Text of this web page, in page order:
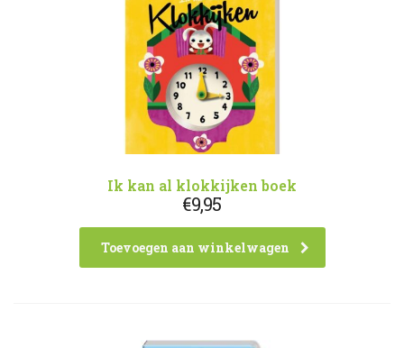
Ik kan al klokkijken boek
€9,95
Toevoegen aan winkelwagen